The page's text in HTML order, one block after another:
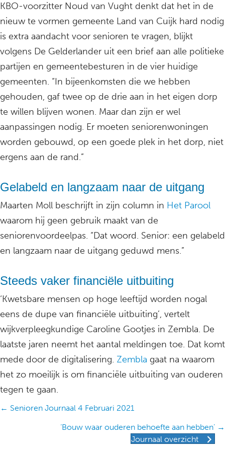
KBO-voorzitter Noud van Vught denkt dat het in de
nieuw te vormen gemeente Land van Cuijk hard nodig
is extra aandacht voor senioren te vragen, blijkt
volgens De Gelderlander uit een brief aan alle politieke
partijen en gemeentebesturen in de vier huidige
gemeenten. “In bijeenkomsten die we hebben
gehouden, gaf twee op de drie aan in het eigen dorp
te willen blijven wonen. Maar dan zijn er wel
aanpassingen nodig. Er moeten seniorenwoningen
worden gebouwd, op een goede plek in het dorp, niet
ergens aan de rand.”
Gelabeld en langzaam naar de uitgang
Maarten Moll beschrijft in zijn column in Het Parool
waarom hij geen gebruik maakt van de
seniorenvoordeelpas. “Dat woord. Senior: een gelabeld
en langzaam naar de uitgang geduwd mens.”
Steeds vaker financiële uitbuiting
‘Kwetsbare mensen op hoge leeftijd worden nogal
eens de dupe van financiële uitbuiting’, vertelt
wijkverpleegkundige Caroline Gootjes in Zembla. De
laatste jaren neemt het aantal meldingen toe. Dat komt
mede door de digitalisering. Zembla gaat na waarom
het zo moeilijk is om financiële uitbuiting van ouderen
tegen te gaan.
Posts
← Senioren Journaal 4 Februari 2021
‘Bouw waar ouderen behoefte aan hebben’ →
Journaal overzicht